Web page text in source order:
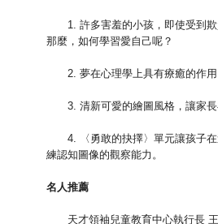
1. 許多害羞的小孩，即使受到欺
那麼，如何學習愛自己呢？
2. 夢在心理學上具有療癒的作用
3. 清新可愛的繪圖風格，讓家長
4. 〈勇敢的抉擇〉單元讓孩子在
練認知圖像的觀察能力。
名人推薦
天才領袖兒童教育中心執行長